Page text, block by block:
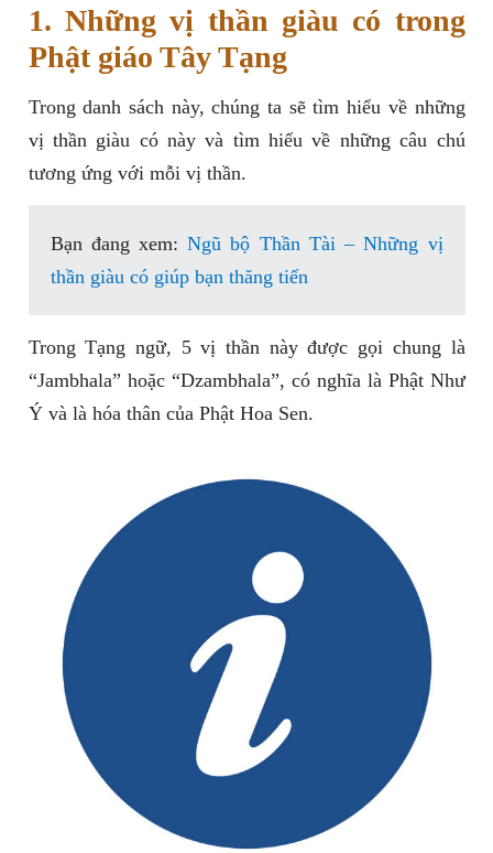
1. Những vị thần giàu có trong
Phật giáo Tây Tạng
Trong danh sách này, chúng ta sẽ tìm hiểu về những
vị thần giàu có này và tìm hiểu về những câu chú
tương ứng với mỗi vị thần.
Bạn đang xem:Ngũ bộ Thần Tài – Những vị
thần giàu có giúp bạn thăng tiến
Trong Tạng ngữ, 5 vị thần này được gọi chung là
“Jambhala” hoặc “Dzambhala”, có nghĩa là Phật Như
Ý và là hóa thân của Phật Hoa Sen.